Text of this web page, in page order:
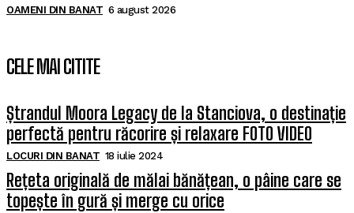
OAMENI DIN BANAT 6 august 2026
CELE MAI CITITE
Ștrandul Moora Legacy de la Stanciova, o destinație
perfectă pentru răcorire și relaxare FOTO VIDEO
LOCURI DIN BANAT 18 iulie 2024
Rețeta originală de mălai bănățean, o pâine care se
topește în gură și merge cu orice